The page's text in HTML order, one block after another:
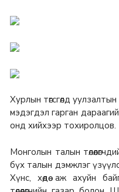
Хурлын төгсгөлд
мэдэгдэл гарган
онд хийхээр тохиролцов.
Монголын талын
бүх талын дэмжлэг
Хүнс, хөдөө аж ахуйн